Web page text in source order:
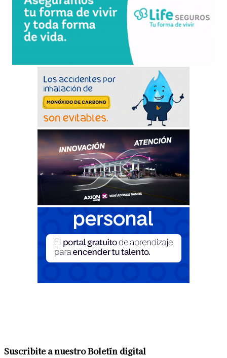
Suscribite a nuestro Boletín digital